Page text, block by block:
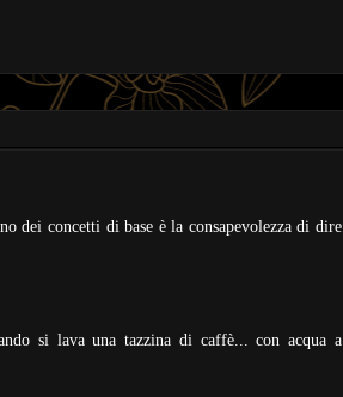
dei concetti di base è la consapevolezza di dire
si lava una tazzina di caffè... con acqua a